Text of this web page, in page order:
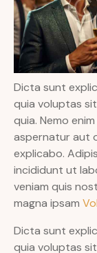
Dicta sunt
quia voluptas
quia. Nemo
aspernatur aut
explicabo.
incididunt ut
veniam quis
magna ipsam
Dicta sunt
quia voluptas